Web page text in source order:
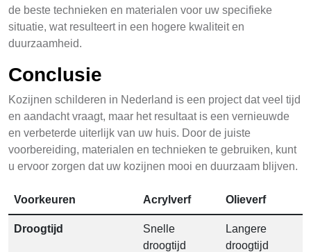
de beste technieken en materialen voor uw specifieke
situatie, wat resulteert in een hogere kwaliteit en
duurzaamheid.
Conclusie
Kozijnen schilderen in Nederland is een project dat veel tijd
en aandacht vraagt, maar het resultaat is een vernieuwde
en verbeterde uiterlijk van uw huis. Door de juiste
voorbereiding, materialen en technieken te gebruiken, kunt
u ervoor zorgen dat uw kozijnen mooi en duurzaam blijven.
Voorkeuren Acrylverf Olieverf
Droogtijd
Snelle
droogtijd
Langere
droogtijd